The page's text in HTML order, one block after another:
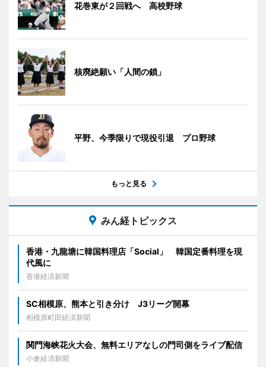
花巻東が２回戦へ 高校野球
核廃絶願い「人間の鎖」
平野、今季限りで現役引退 プロ野球
もっと見る
みん経トピックス
香港・九龍塘に韓国料理店「Social」 韓国定番料理を現
代風に
香港経済新聞
SC相模原、熊本と引き分け J3リーグ開幕
相模原町田経済新聞
関門海峡花火大会、無料エリアなしの門司側をライブ配信
小倉経済新聞